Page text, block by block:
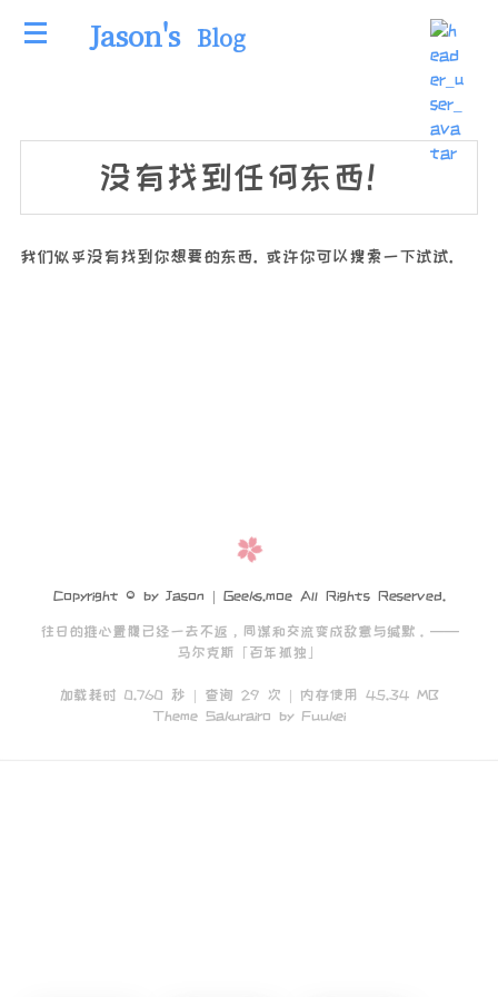
Jason's Blog
没有找到任何东西！
我们似乎没有找到你想要的东西. 或许你可以搜索一下试试.
Copyright © by Jason | Geeks.moe All Rights Reserved.
往日的推心置腹已经一去不返，同谋和交流变成敌意与缄默。——
马尔克斯「百年孤独」
加载耗时 0.760 秒 | 查询 29 次 | 内存使用 45.34 MB
Theme Sakurairo by Fuukei